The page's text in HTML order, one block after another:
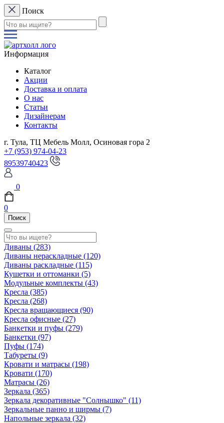
Поиск
Информация
Каталог
Акции
Доставка и оплата
О нас
Статьи
Дизайнерам
Контакты
г. Тула, ТЦ Мебель Молл, Осиновая гора 2
+7 (953) 974-04-23
89539740423
0
0
Поиск
Диваны (283)
Диваны нераскладные (120)
Диваны раскладные (115)
Кушетки и оттоманки (5)
Модульные комплекты (43)
Кресла (385)
Кресла (268)
Кресла вращающиеся (90)
Кресла офисные (27)
Банкетки и пуфы (279)
Банкетки (97)
Пуфы (174)
Табуреты (9)
Кровати и матрасы (198)
Кровати (170)
Матрасы (26)
Зеркала (365)
Зеркала декоративные "Солнышко" (11)
Зеркальные панно и ширмы (7)
Напольные зеркала (32)